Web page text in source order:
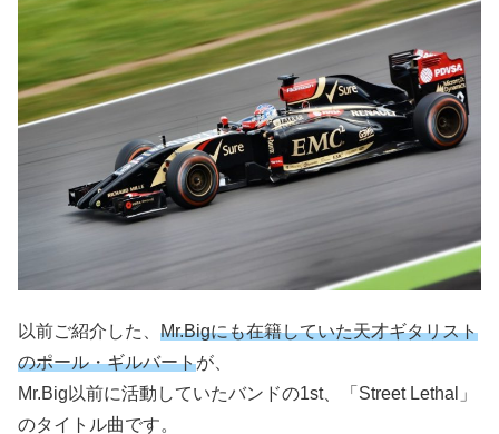
以前ご紹介した、 Mr.Bigにも在籍していた天才ギタリスト
のポール・ギルバートが、
Mr.Big以前に活動していたバンドの1st、「Street Lethal」
のタイトル曲です。